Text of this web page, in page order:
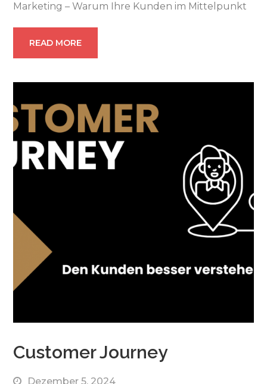
Marketing – Warum Ihre Kunden im Mittelpunkt
READ MORE
Customer Journey
Dezember 5, 2024